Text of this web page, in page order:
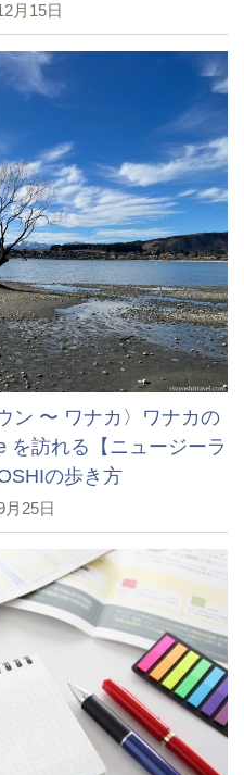
月15日
ン 〜 ワナカ〉ワナカの
を訪れる【ニュージーラ
の歩き方
月25日